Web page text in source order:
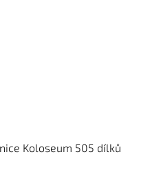
Koloseum 505 dílků